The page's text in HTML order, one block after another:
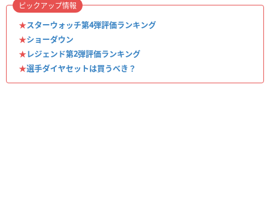
★スターウォッチ第4弾評価ランキング
★ショーダウン
★レジェンド第2弾評価ランキング
★選手ダイヤセットは買うべき？
ピックアップ情報